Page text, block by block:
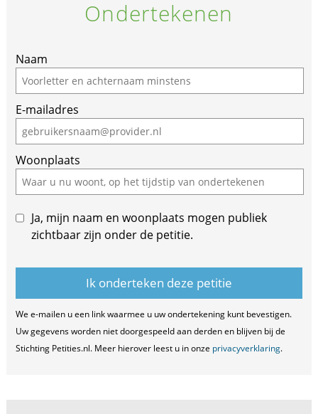
Ondertekenen
If
you
are
a
human,
ignore
this
field
Naam
E-mailadres
Woonplaats
Ja, mijn naam en woonplaats mogen publiek
zichtbaar zijn onder de petitie.
We e-mailen u een link waarmee u uw ondertekening kunt bevestigen.
Uw gegevens worden niet doorgespeeld aan derden en blijven bij de
Stichting Petities.nl. Meer hierover leest u in onze privacyverklaring.